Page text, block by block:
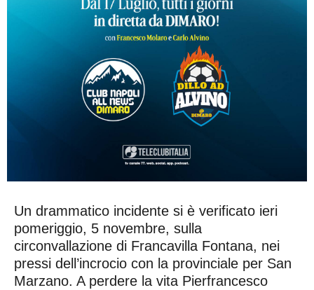
Un drammatico incidente si è verificato ieri
pomeriggio, 5 novembre, sulla
circonvallazione di Francavilla Fontana, nei
pressi dell’incrocio con la provinciale per San
Marzano. A perdere la vita Pierfrancesco